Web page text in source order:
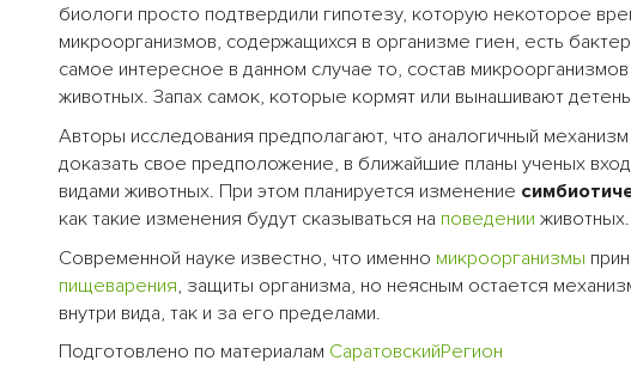
биологи просто подтвердили гипотезу, которую некоторое
микроорганизмов, содержащихся в организме гиен, есть
самое интересное в данном случае то, состав
животных. Запах самок, которые кормят или вынашивают
Авторы исследования предполагают, что аналогичный
доказать свое предположение, в ближайшие планы ученых
видами животных. При этом планируется изменение
как такие изменения будут сказываться на поведении животных.
Современной науке известно, что именно микроорганизмы
пищеварения, защиты организма, но неясным остается
внутри вида, так и за его пределами.
Подготовлено по материалам СаратовскийРегион